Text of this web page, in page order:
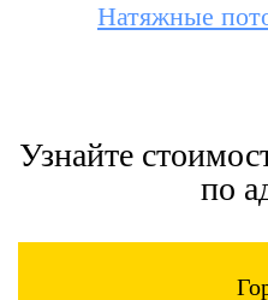
Натяжные
Узнайте
по